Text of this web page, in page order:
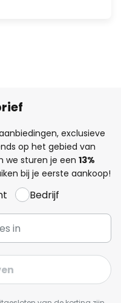
exclusieve
op het gebied van
we sturen je een 13%
bij je eerste aankoop!
Bedrijf